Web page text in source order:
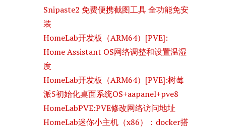
Snipaste2 免费便携截图工具 全功能免安
装
HomeLab开发板（ARM64）[PVE]:
Home Assistant OS网络调整和设置温湿
度
HomeLab开发板（ARM64）[PVE]:树莓
派5初始化桌面系统OS+aapanel+pve8
HomeLabPVE:PVE修改网络访问地址
HomeLab迷你小主机（x86）：docker搭